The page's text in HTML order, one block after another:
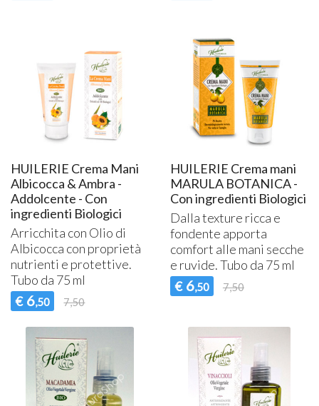
HUILERIE Crema Mani
Albicocca & Ambra -
Addolcente - Con
ingredienti Biologici
Arricchita con Olio di
Albicocca con proprietà
nutrienti e protettive.
Tubo da 75 ml
€ 6,50 7,50
HUILERIE Crema mani
MARULA BOTANICA -
Con ingredienti Biologici
Dalla texture ricca e
fondente apporta
comfort alle mani secche
e ruvide. Tubo da 75 ml
€ 6,50 7,50